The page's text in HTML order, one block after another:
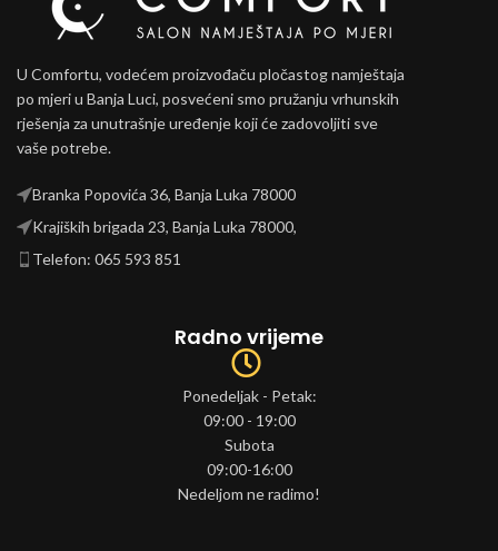
U Comfortu, vodećem proizvođaču pločastog namještaja
po mjeri u Banja Luci, posvećeni smo pružanju vrhunskih
rješenja za unutrašnje uređenje koji će zadovoljiti sve
vaše potrebe.
Branka Popovića 36, Banja Luka 78000
Krajiških brigada 23, Banja Luka 78000,
Telefon: 065 593 851
Radno vrijeme
Ponedeljak - Petak:
09:00 - 19:00
Subota
09:00-16:00
Nedeljom ne radimo!